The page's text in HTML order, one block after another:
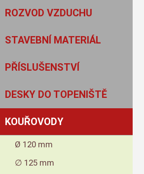
ROZVOD VZDUCHU
STAVEBNÍ MATERIÁL
PŘÍSLUŠENSTVÍ
DESKY DO TOPENIŠTĚ
KOUŘOVODY
Ø 120 mm
∅ 125 mm